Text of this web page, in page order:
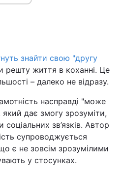
Війна
Політика
Світ
Наука
Лайт
знайти свою "другу
решту життя в коханні. Це
– далеко не відразу.
насправді "може
дає змогу зрозуміти,
зв’язків. Автор
супроводжується
є не зовсім зрозумілими
у стосунках.